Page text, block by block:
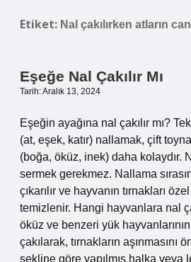
Etiket: Nal çakılırken atların
Eşeğe Nal Çakılır Mı
Tarih: Aralık 13, 2024
Eşeğin ayağına nal çakılır mı?
(at, eşek, katır) nallamak, çift
(boğa, öküz, inek) daha kolaydır.
sermek gerekmez. Nallama
çıkarılır ve hayvanın tırnakları
temizlenir. Hangi hayvanlara nal
öküz ve benzeri yük hayvanlarının
çakılarak, tırnakların aşınmasını
şekline göre yapılmış halka veya